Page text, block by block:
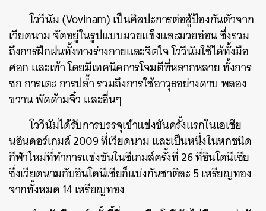
โววีนัม (Vovinam) เป็นศิลปะการต่อสู้ป้องกันตัวจาก
เวียดนาม จัดอยู่ในรูปแบบมวยแข็งและมวยอ่อน ซึ่งรวม
ถึงการฝึกฝนทั้งทางร่างกายและจิตใจ โววีนัมใช้ได้ทั้งมือ
ศอก และเท้า โดยมีเทคนิคการโจมตีที่หลากหลาย ทั้งการ
ชก การเตะ การปล้ำ รวมถึงการใช้อาวุธอย่างดาบ พลอง
ขวาน พัดด้ามจิ๋ว และอื่นๆ
โววีนัมได้รับการบรรจุเข้าแข่งขันครั้งแรกในเอเชีย
นอินดอร์เกมส์ 2009 ที่เวียดนาม และเป็นหนึ่งในหกชนิด
กีฬาใหม่ที่ทำการแข่งขันในซีเกมส์ครั้งที่ 26 ที่อินโดนีเซีย
ซึ่งเวียดนามกับอินโดนีเซียก็แบ่งกันชาติละ 5 เหรียญทอง
จากทั้งหมด 14 เหรียญทอง